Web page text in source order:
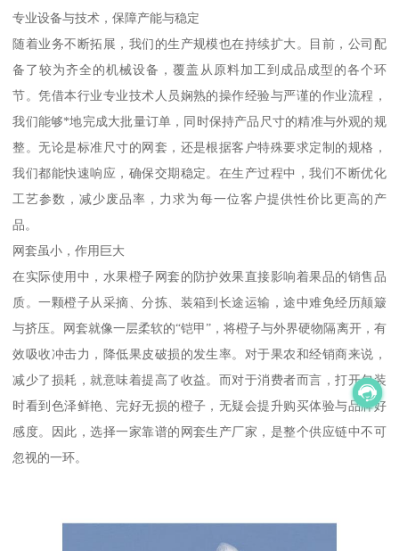
专业设备与技术，保障产能与稳定
随着业务不断拓展，我们的生产规模也在持续扩大。目前，公司配
备了较为齐全的机械设备，覆盖从原料加工到成品成型的各个环
节。凭借本行业专业技术人员娴熟的操作经验与严谨的作业流程，
我们能够*地完成大批量订单，同时保持产品尺寸的精准与外观的规
整。无论是标准尺寸的网套，还是根据客户特殊要求定制的规格，
我们都能快速响应，确保交期稳定。在生产过程中，我们不断优化
工艺参数，减少废品率，力求为每一位客户提供性价比更高的产
品。
网套虽小，作用巨大
在实际使用中，水果橙子网套的防护效果直接影响着果品的销售品
质。一颗橙子从采摘、分拣、装箱到长途运输，途中难免经历颠簸
与挤压。网套就像一层柔软的“铠甲”，将橙子与外界硬物隔离开，有
效吸收冲击力，降低果皮破损的发生率。对于果农和经销商来说，
减少了损耗，就意味着提高了收益。而对于消费者而言，打开包装
时看到色泽鲜艳、完好无损的橙子，无疑会提升购买体验与品牌好
感度。因此，选择一家靠谱的网套生产厂家，是整个供应链中不可
忽视的一环。